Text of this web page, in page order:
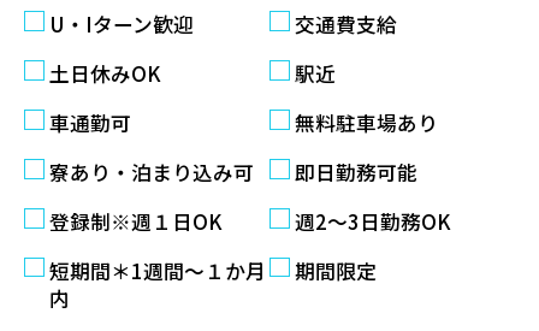
U・Iターン歓迎
交通費支給
土日休みOK
駅近
車通勤可
無料駐車場あり
寮あり・泊まり込み可
即日勤務可能
登録制※週１日OK
週2〜3日勤務OK
短期間＊1週間～１か月
内
期間限定